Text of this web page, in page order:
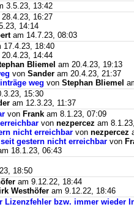
3.5.23, 13:42
28.4.23, 16:27
14:14
am 14.7.23, 08:03
17.4.23, 18:40
20.4.23, 14:44
Bliemel am 20.4.23, 19:13
von Sander am 20.4.23, 21:37
weg von Stephan Bliemel
15:30
am 12.3.23, 11:37
von Frank am 8.1.23, 07:09
von nezpercez am
nicht erreichbar von nezpercez
gestern nicht erreichbar von
18.1.23, 06:43
18:50
am 9.12.22, 18:44
Westhöfer am 9.12.22, 18:46
bzw. immer wieder